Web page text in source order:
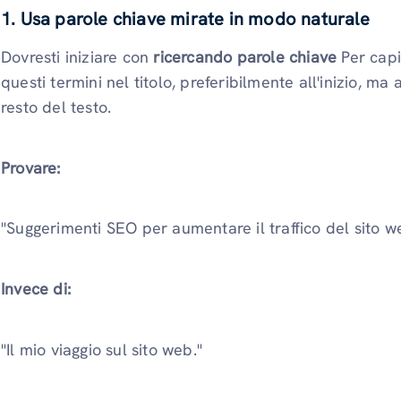
1. Usa parole chiave mirate in modo naturale
Dovresti iniziare con ricercando parole chiave Per
questi termini nel titolo, preferibilmente all'inizio, ma
resto del testo.
Provare:
"Suggerimenti SEO per aumentare il traffico del sito
Invece di:
"Il mio viaggio sul sito web."